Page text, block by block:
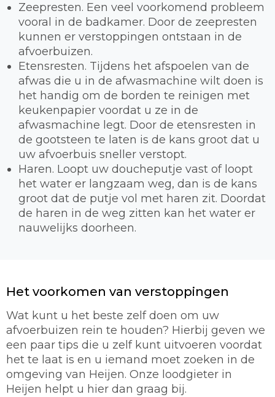
Zeepresten. Een veel voorkomend probleem
vooral in de badkamer. Door de zeepresten
kunnen er verstoppingen ontstaan in de
afvoerbuizen.
Etensresten. Tijdens het afspoelen van de
afwas die u in de afwasmachine wilt doen is
het handig om de borden te reinigen met
keukenpapier voordat u ze in de
afwasmachine legt. Door de etensresten in
de gootsteen te laten is de kans groot dat u
uw afvoerbuis sneller verstopt.
Haren. Loopt uw doucheputje vast of loopt
het water er langzaam weg, dan is de kans
groot dat de putje vol met haren zit. Doordat
de haren in de weg zitten kan het water er
nauwelijks doorheen.
Het voorkomen van verstoppingen
Wat kunt u het beste zelf doen om uw
afvoerbuizen rein te houden? Hierbij geven we
een paar tips die u zelf kunt uitvoeren voordat
het te laat is en u iemand moet zoeken in de
omgeving van Heijen. Onze loodgieter in
Heijen helpt u hier dan graag bij.